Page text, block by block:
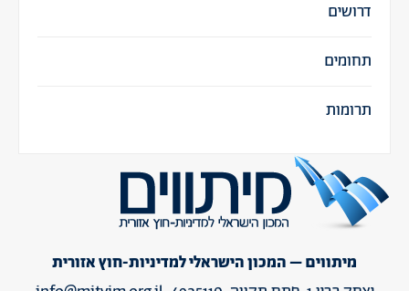
דרושים
תחומים
תרומות
מיתווים – המכון הישראלי למדיניות-חוץ אזורית